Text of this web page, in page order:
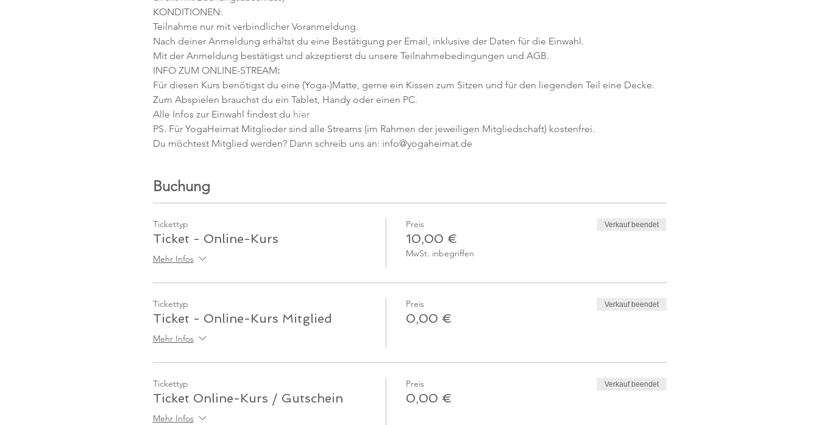
KONDITIONEN:
Teilnahme nur mit verbindlicher Voranmeldung.
Nach deiner Anmeldung erhältst du eine Bestätigung per Email, inklusive der Daten für die Einwahl.
Mit der Anmeldung bestätigst und akzeptierst du unsere Teilnahmebedingungen und AGB.
INFO ZUM ONLINE-STREAM:
Für diesen Kurs benötigst du eine (Yoga-)Matte, gerne ein Kissen zum Sitzen und für den liegenden Teil eine Decke.
Zum Abspielen brauchst du ein Tablet, Handy oder einen PC.
Alle Infos zur Einwahl findest du hier
PS. Für YogaHeimat Mitglieder sind alle Streams (im Rahmen der jeweiligen Mitgliedschaft) kostenfrei.
Du möchtest Mitglied werden? Dann schreib uns an: info@yogaheimat.de
Buchung
Tickettyp
Ticket - Online-Kurs
Mehr Infos
Preis
10,00 €
MwSt. inbegriffen
Verkauf beendet
Tickettyp
Ticket - Online-Kurs Mitglied
Mehr Infos
Preis
0,00 €
Verkauf beendet
Tickettyp
Ticket Online-Kurs / Gutschein
Mehr Infos
Preis
0,00 €
Verkauf beendet